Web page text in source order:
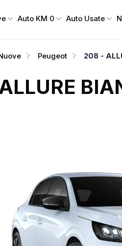
Auto KM 0 Auto Usate
Peugeot 208 -